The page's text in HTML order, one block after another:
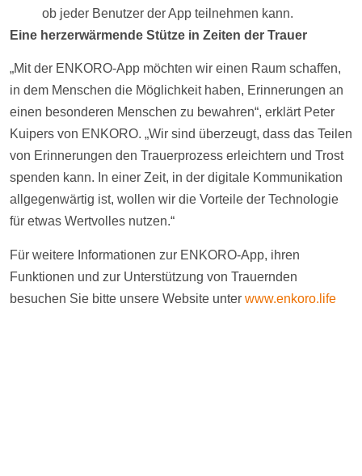
ob jeder Benutzer der App teilnehmen kann.
Eine herzerwärmende Stütze in Zeiten der Trauer
„Mit der ENKORO-App möchten wir einen Raum schaffen,
in dem Menschen die Möglichkeit haben, Erinnerungen an
einen besonderen Menschen zu bewahren“, erklärt Peter
Kuipers von ENKORO. „Wir sind überzeugt, dass das Teilen
von Erinnerungen den Trauerprozess erleichtern und Trost
spenden kann. In einer Zeit, in der digitale Kommunikation
allgegenwärtig ist, wollen wir die Vorteile der Technologie
für etwas Wertvolles nutzen.“
Für weitere Informationen zur ENKORO-App, ihren
Funktionen und zur Unterstützung von Trauernden
besuchen Sie bitte unsere Website unter www.enkoro.life